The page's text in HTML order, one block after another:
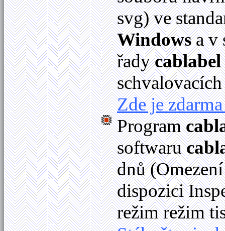
svg) ve
Windowsa v
řadycablabel
Zde je
Program
softwaru
dnů
dispozici
režim režim